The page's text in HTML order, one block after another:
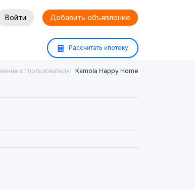
Войти Добавить объявление
Рассчитать ипотеку
от пользователя: Kamola Happy Home